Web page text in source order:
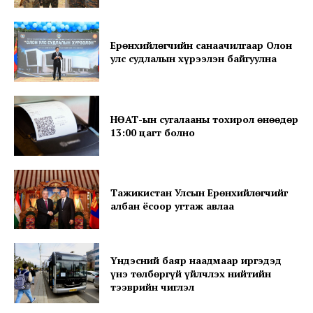
News Week
Magazine PRO
Ерөнхийлөгчийн санаачилгаар Олон
улс судлалын хүрээлэн байгуулна
НӨАТ-ын сугалааны тохирол өнөөдөр
13:00 цагт болно
Тажикистан Улсын Ерөнхийлөгчийг
албан ёсоор угтаж авлаа
Үндэсний баяр наадмаар иргэдэд
үнэ төлбөргүй үйлчлэх нийтийн
тээврийн чиглэл